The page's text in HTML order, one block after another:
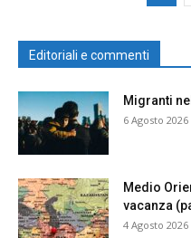
Editoriali e commenti
Migranti
6 Agosto 2026
Medio
vacanza
4 Agosto 2026